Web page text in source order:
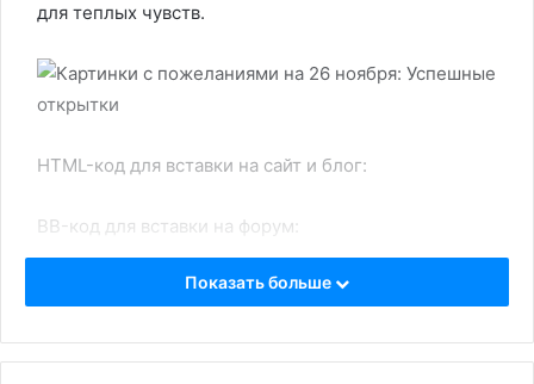
для теплых чувств.
HTML-код для вставки на сайт и блог:
BB-код для вставки на форум:
Ссылка на изображение:
Оранжевые тыквы с собаками.
Показать больше